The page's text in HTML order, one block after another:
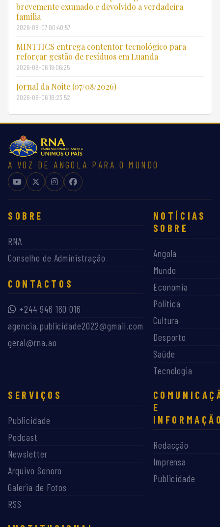
brevemente exumado e devolvido a verdadeira
família
2026-08-07 00:40:57
MINTTICS entrega contentor tecnológico para
reforçar gestão de resíduos em Luanda
2026-08-06 19:06:25
Jornal da Noite (07/08/2026)
2026-08-06 18:23:52
A VOZ DE ANGOLA PARA O MUNDO
SOBRE
RNA
Conselho de Administração
CONTACTOS
+244 946 160 016
agencia.publicidade2022@gmail.com
geral@rna.ao
NOTÍCIAS
SOBRE
Angola
Mundo
Economia
Política
Cultura
Desporto
Saúde
Tecnologia
SERVIÇOS
Publicidade
Podcast
Newsletter
Arquivo Sonoro
Galeria de Fotos
RSS
E
Redacção
Imprensa
Publicidade